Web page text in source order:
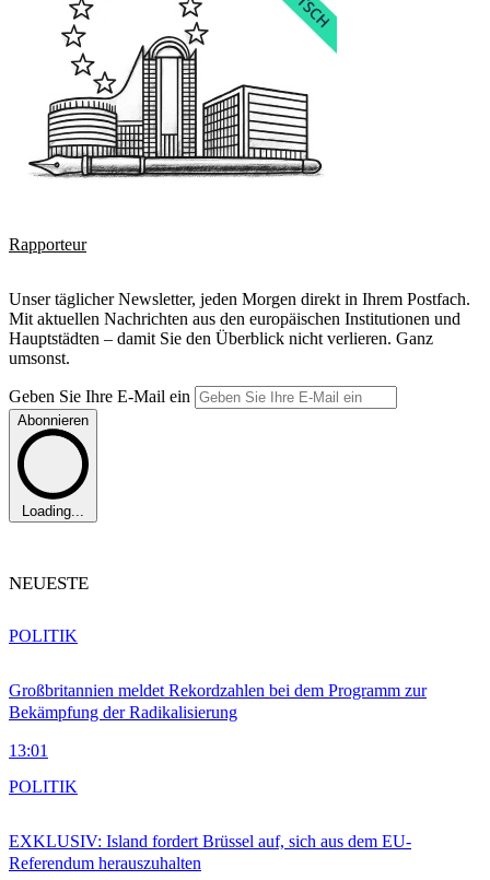
Rapporteur
Unser täglicher Newsletter, jeden Morgen direkt in Ihrem Postfach.
Mit aktuellen Nachrichten aus den europäischen Institutionen und
Hauptstädten – damit Sie den Überblick nicht verlieren. Ganz
umsonst.
Geben Sie Ihre E-Mail ein
Abonnieren
Loading...
NEUESTE
Großbritannien meldet Rekordzahlen bei dem Programm zur
Bekämpfung der Radikalisierung
13:01
POLITIK
EXKLUSIV: Island fordert Brüssel auf, sich aus dem EU-
Referendum herauszuhalten
POLITIK